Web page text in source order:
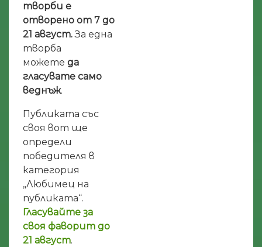
творби е
отворено от 7 до
21 август.За една
творба
можете да
гласувате само
веднъж.
Публиката със
своя вот ще
определи
победителя в
категория
„Любимец на
публиката“.
Гласувайте за
своя фаворит до
21 август.